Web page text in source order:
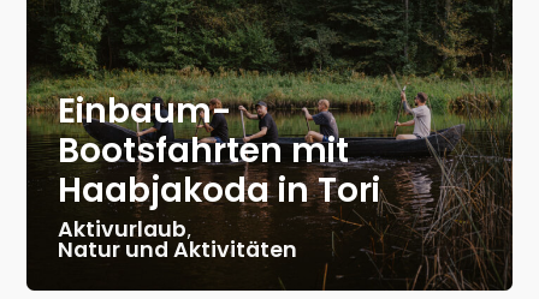
Einbaum-
Bootsfahrten mit
Haabjakoda in Tori
Aktivurlaub,
Natur und Aktivitäten